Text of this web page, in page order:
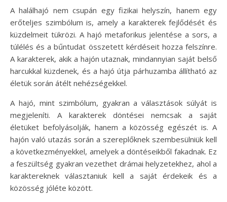
A halálhajó nem csupán egy fizikai helyszín, hanem egy
erőteljes szimbólum is, amely a karakterek fejlődését és
küzdelmeit tükrözi. A hajó metaforikus jelentése a sors, a
túlélés és a bűntudat összetett kérdéseit hozza felszínre.
A karakterek, akik a hajón utaznak, mindannyian saját belső
harcukkal küzdenek, és a hajó útja párhuzamba állítható az
életük során átélt nehézségekkel.
A hajó, mint szimbólum, gyakran a választások súlyát is
megjeleníti. A karakterek döntései nemcsak a saját
életüket befolyásolják, hanem a közösség egészét is. A
hajón való utazás során a szereplőknek szembesülniük kell
a következményekkel, amelyek a döntéseikből fakadnak. Ez
a feszültség gyakran vezethet drámai helyzetekhez, ahol a
karaktereknek választaniuk kell a saját érdekeik és a
közösség jóléte között.